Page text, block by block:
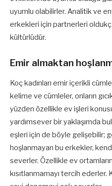
uyumlu olabilirler. Analitik ve
erkekleri için partnerleri
kültürlüdür.
Emir almaktan
Koç kadınları emir içerikli
kelime ve cümleler, onların
yüzden özellikle ev işleri
yardımsever bir yaklaşımda
eşleri için de böyle gelişebilir;
hoşlanmayan bu erkekler,
severler. Özellikle ev
kısıtlanmamayı tercih ederler.